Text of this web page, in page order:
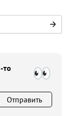
то
Отправить